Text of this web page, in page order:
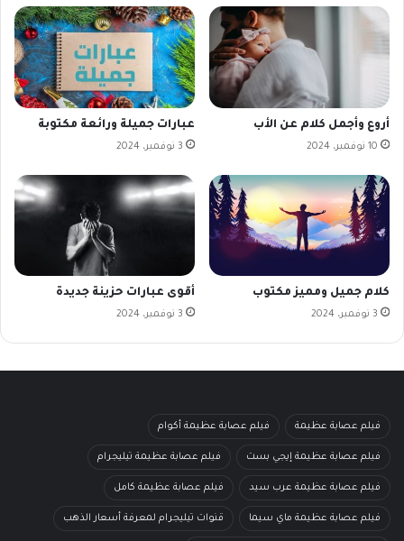
أروع وأجمل كلام عن الأب
10 نوفمبر، 2024
عبارات جميلة ورائعة مكتوبة
3 نوفمبر، 2024
كلام جميل ومميز مكتوب
3 نوفمبر، 2024
أقوى عبارات حزينة جديدة
3 نوفمبر، 2024
فيلم عصابة عظيمة فيلم عصابة عظيمة أكوام
فيلم عصابة عظيمة إيجي بست فيلم عصابة عظيمة تيليجرام
فيلم عصابة عظيمة عرب سيد فيلم عصابة عظيمة كامل
فيلم عصابة عظيمة ماي سيما قنوات تيليجرام لمعرفة أسعار الذهب